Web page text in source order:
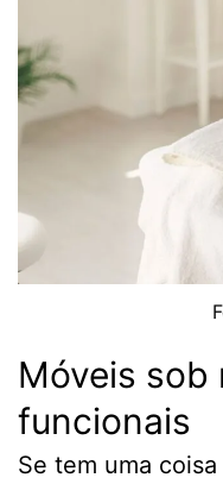
Móveis sob
funcionais
Se tem uma